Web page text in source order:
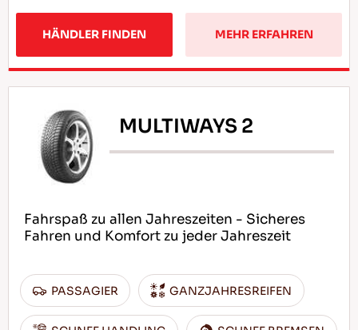
HÄNDLER FINDEN MEHR ERFAHREN
MULTIWAYS 2
Fahrspaß zu allen Jahreszeiten - Sicheres
Fahren und Komfort zu jeder Jahreszeit
PASSAGIER GANZJAHRESREIFEN